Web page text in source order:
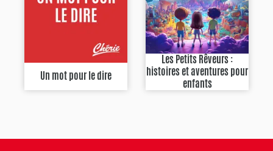
Un mot pour le dire
Les Petits Rêveurs :
histoires et aventures pour
enfants